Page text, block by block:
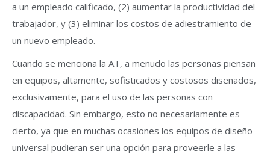
a un empleado calificado, (2) aumentar la productividad del
trabajador, y (3) eliminar los costos de adiestramiento de
un nuevo empleado.
Cuando se menciona la AT, a menudo las personas piensan
en equipos, altamente, sofisticados y costosos diseñados,
exclusivamente, para el uso de las personas con
discapacidad. Sin embargo, esto no necesariamente es
cierto, ya que en muchas ocasiones los equipos de diseño
universal pudieran ser una opción para proveerle a las